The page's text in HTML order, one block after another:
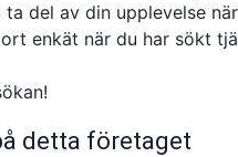
del av din upplevelse
enkät när du har sökt
detta företaget